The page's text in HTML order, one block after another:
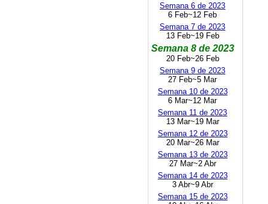
Semana 6 de 2023
6 Feb~12 Feb
Semana 7 de 2023
13 Feb~19 Feb
Semana 8 de 2023
20 Feb~26 Feb
Semana 9 de 2023
27 Feb~5 Mar
Semana 10 de 2023
6 Mar~12 Mar
Semana 11 de 2023
13 Mar~19 Mar
Semana 12 de 2023
20 Mar~26 Mar
Semana 13 de 2023
27 Mar~2 Abr
Semana 14 de 2023
3 Abr~9 Abr
Semana 15 de 2023